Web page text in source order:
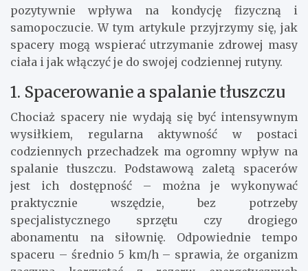
pozytywnie wpływa na kondycję fizyczną i
samopoczucie. W tym artykule przyjrzymy się, jak
spacery mogą wspierać utrzymanie zdrowej masy
ciała i jak włączyć je do swojej codziennej rutyny.
1. Spacerowanie a spalanie tłuszczu
Chociaż spacery nie wydają się być intensywnym
wysiłkiem, regularna aktywność w postaci
codziennych przechadzek ma ogromny wpływ na
spalanie tłuszczu. Podstawową zaletą spacerów
jest ich dostępność – można je wykonywać
praktycznie wszędzie, bez potrzeby
specjalistycznego sprzętu czy drogiego
abonamentu na siłownię. Odpowiednie tempo
spaceru – średnio 5 km/h – sprawia, że organizm